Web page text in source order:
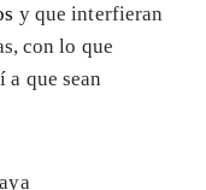
y que interfieran
con lo que
que sean